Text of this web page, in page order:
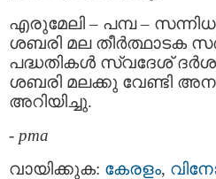
എരുമേലി – പമ്പ –
ശബരി മല തീര്‍ത്ഥാടക
പദ്ധതികള്‍ സ്വദേശ്
ശബരി മലക്കു വേണ്ടി
അറിയിച്ചു.
- pma
വായിക്കുക: കേരളം,